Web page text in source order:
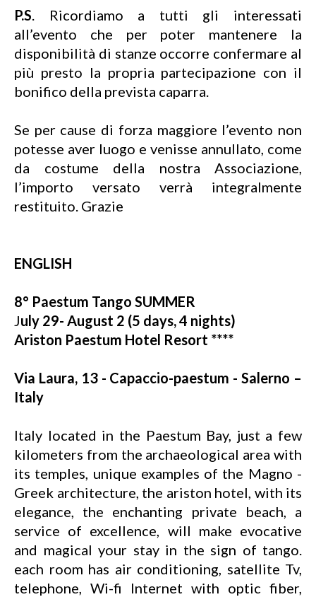
P.S. Ricordiamo a tutti gli interessati
all’evento che per poter mantenere la
disponibilità di stanze occorre confermare al
più presto la propria partecipazione con il
bonifico della prevista caparra.
Se per cause di forza maggiore l’evento non
potesse aver luogo e venisse annullato, come
da costume della nostra Associazione,
l’importo versato verrà integralmente
restituito. Grazie
ENGLISH
8° Paestum Tango SUMMER
July 29- August 2 (5 days, 4 nights)
Ariston Paestum Hotel Resort ****
Via Laura, 13 - Capaccio-paestum - Salerno –
Italy
Italy located in the Paestum Bay, just a few
kilometers from the archaeological area with
its temples, unique examples of the Magno -
Greek architecture, the ariston hotel, with its
elegance, the enchanting private beach, a
service of excellence, will make evocative
and magical your stay in the sign of tango.
each room has air conditioning, satellite Tv,
telephone, Wi-fi Internet with optic fiber,